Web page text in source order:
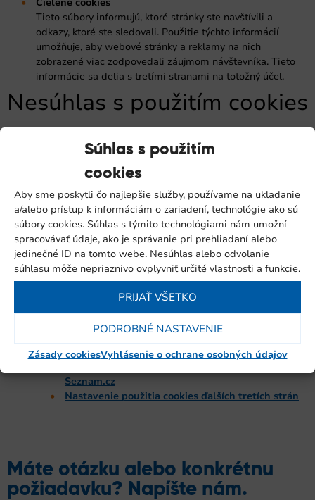
Súhlas s použitím
cookies
Aby sme poskytli čo najlepšie služby, používame na ukladanie
a/alebo prístup k informáciám o zariadení, technológie ako sú
súbory cookies. Súhlas s týmito technológiami nám umožní
spracovávať údaje, ako je správanie pri prehliadaní alebo
jedinečné ID na tomto webe. Nesúhlas alebo odvolanie
súhlasu môže nepriaznivo ovplyvniť určité vlastnosti a funkcie.
PRIJAŤ VŠETKO
PODROBNÉ NASTAVENIE
Zásady cookiesVyhlásenie o ochrane osobných údajov
Tieto súbory informujú, ktoré stránky ste navštívili a
odkazy, ktoré ste sledovali. Použitie týchto informácií
umožňuje, aby webové stránky a reklamy na nich
zobrazené viac zodpovedali záujmom návštevníka. Tieto
informácie sa delia s tretími stranami na totožný účel.
Nesúhlas s použitím cookies
niekoľkými spôsobmi:
Blokácia cookies v nastavení prehliadača
použitie súborov cookies je možné zakázať úpravou
nastavenia webového prehliadača. Týmto nastavením
dôjde k blokácii všetkých typov cookies a môže znemožniť
používanie všetkých funkcií internetových stránok.
Vyjadrenie nesúhlasu s použitím cookies tretích strán
pre zachovanie nevyhnutne nutných a funkčných súborov
cookies je taktiež možnosť zablokovať použitie iba súborov
cookies tretích strán. Tento krok je možné vykonať priamo u
Nastavenie použitia cookies reklamného systému
Facebook
Nastavenie použitia cookies spoločnosti Google
Seznam.cz
Nastavenie použitia cookies ďalších tretích strán
Máte otázku alebo konkrétnu
požiadavku? Napíšte nám.